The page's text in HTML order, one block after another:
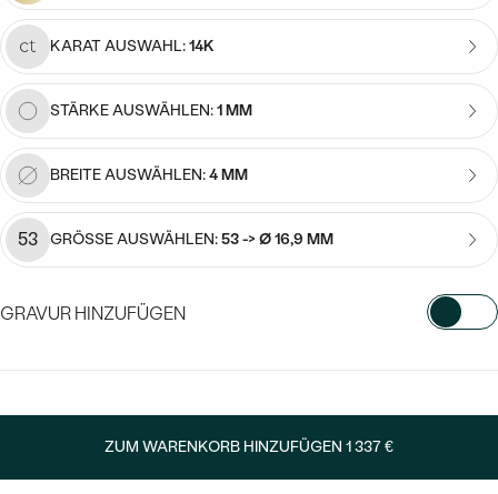
Wave Kollektion
ANSEHEN
NACH DER FARBE
NACH DER FORM
MASSGEFERTIGTER
DIAMANTEN
Ohrrinnge
ANSEHEN
Personalisierte
Halsketten
Meistverkaufte
Ringe
ANSEHEN
KARAT AUSWAHL:14K
STÄRKE AUSWÄHLEN:1 MM
BREITE AUSWÄHLEN:4 MM
53 GRÖSSE AUSWÄHLEN:53 -> Ø 16,9 MM
GRAVUR HINZUFÜGEN
ZUM WARENKORB HINZUFÜGEN 1 337 €